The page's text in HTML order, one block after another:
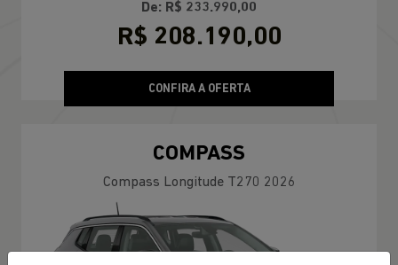
De: R$ 233.990,00
R$ 208.190,00
CONFIRA A OFERTA
COMPASS
Compass Longitude T270 2026